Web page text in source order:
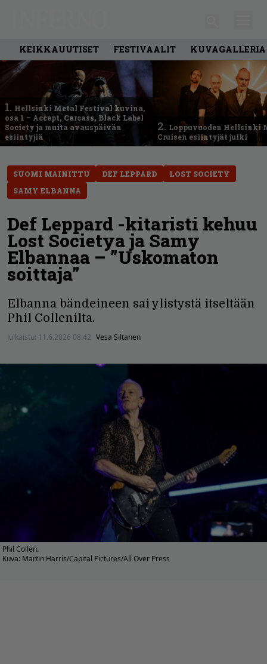
KEIKKAUUTISET FESTIVAALIT KUVAGALLERIA
1. Hellsinki Metal Festival kuvina,
osa 1 – Accept, Carcass, Black Label
Society ja muita avauspäivän
esiintyjiä
2. Loppuvuoden Hellsinki
Cruisen esiintyjät julki
SUOMI MAINITTU DEF LEPPARD
LOST SOCIETY
SAMY ELBANNA
Def Leppard -kitaristi kehuu
Lost Societya ja Samy
Elbannaa – ”Uskomaton
soittaja”
Elbanna bändeineen sai ylistystä itseltään
Phil Collenilta.
Julkaistu: 11.6.2026 08:42 Vesa Siltanen
Phil Collen.
Kuva: Martin Harris/Capital Pictures/All Over Press